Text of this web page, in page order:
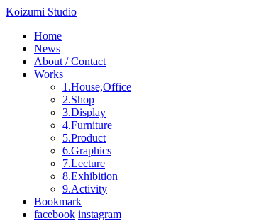
Koizumi Studio
Home
News
About / Contact
Works
1.House,Office
2.Shop
3.Display
4.Furniture
5.Product
6.Graphics
7.Lecture
8.Exhibition
9.Activity
Bookmark
facebook instagram